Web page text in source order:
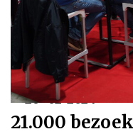
26-02-2024
21.000